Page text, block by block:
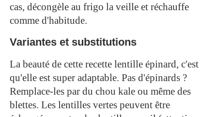
cas, décongèle au frigo la veille et réchauffe
comme d'habitude.
Variantes et substitutions
La beauté de cette recette lentille épinard, c'est
qu'elle est super adaptable. Pas d'épinards ?
Remplace-les par du chou kale ou même des
blettes. Les lentilles vertes peuvent être